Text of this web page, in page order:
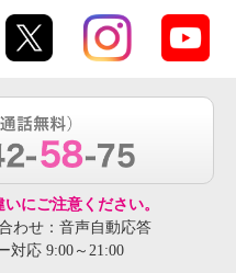
にご注意ください。
わせ：音声自動応答
対応 9:00～21:00